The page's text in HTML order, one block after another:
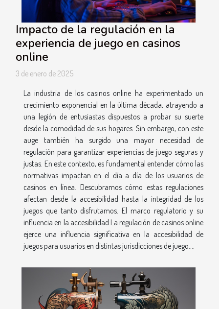
Impacto de la regulación en la
experiencia de juego en casinos
online
3 de enero de 2025
La industria de los casinos online ha experimentado un
crecimiento exponencial en la última década, atrayendo a
una legión de entusiastas dispuestos a probar su suerte
desde la comodidad de sus hogares. Sin embargo, con este
auge también ha surgido una mayor necesidad de
regulación para garantizar experiencias de juego seguras y
justas. En este contexto, es fundamental entender cómo las
normativas impactan en el día a día de los usuarios de
casinos en línea. Descubramos cómo estas regulaciones
afectan desde la accesibilidad hasta la integridad de los
juegos que tanto disfrutamos. El marco regulatorio y su
influencia en la accesibilidad La regulación de casinos online
ejerce una influencia significativa en la accesibilidad de
juegos para usuarios en distintas jurisdicciones de juego....